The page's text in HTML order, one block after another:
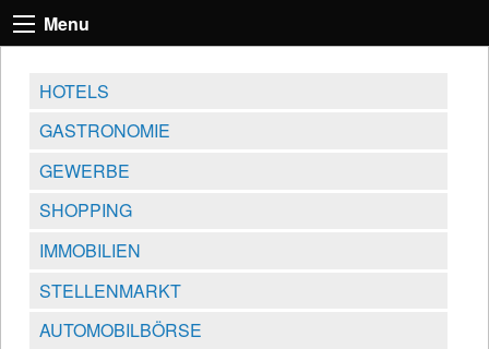
Menu
HOTELS
GASTRONOMIE
GEWERBE
SHOPPING
IMMOBILIEN
STELLENMARKT
AUTOMOBILBÖRSE